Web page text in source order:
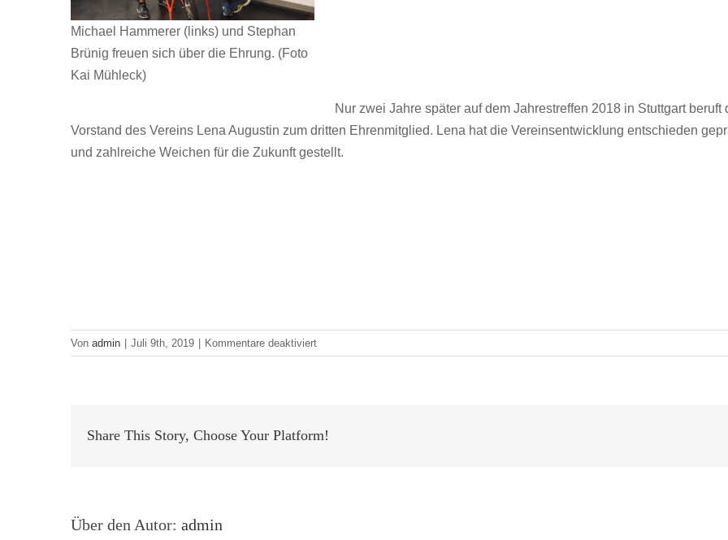
Michael Hammerer (links) und Stephan
Brünig freuen sich über die Ehrung. (Foto
Kai Mühleck)
Nur zwei Jahre später auf dem Jahrestreffen 2018 in Stuttgart beruft
Vorstand des Vereins Lena Augustin zum dritten Ehrenmitglied. Lena hat die Vereinsentwicklung entschieden
und zahlreiche Weichen für die Zukunft gestellt.
Von admin Juli 9th, 2019 Kommentare deaktiviertfür
Ehrenmitglieder
Share This Story, Choose Your Platform!
Über den Autor: admin